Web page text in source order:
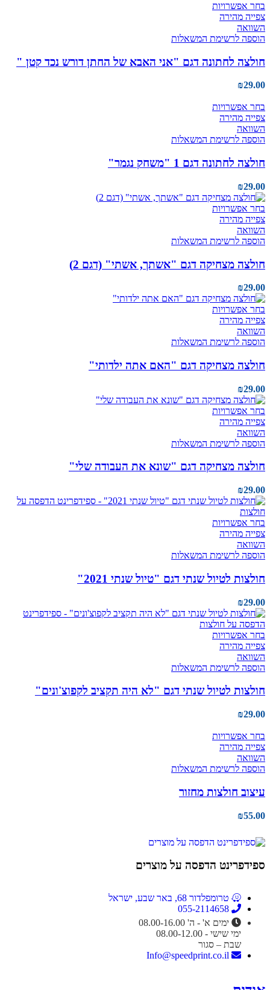
בחר אפשרויות
צפייה מהירה
השוואה
הוספה לרשימת המשאלות
חולצה לחתונה דגם "אני האבא של החתן דורש נכד קטן "
₪29.00
בחר אפשרויות
צפייה מהירה
השוואה
הוספה לרשימת המשאלות
חולצה לחתונה דגם 1 "משחק נגמר"
₪29.00
בחר אפשרויות
צפייה מהירה
השוואה
הוספה לרשימת המשאלות
חולצה מצחיקה דגם "אשתך, אשתי" (דגם 2)
₪29.00
בחר אפשרויות
צפייה מהירה
השוואה
הוספה לרשימת המשאלות
חולצה מצחיקה דגם "האם אתה ילדותי"
₪29.00
בחר אפשרויות
צפייה מהירה
השוואה
הוספה לרשימת המשאלות
חולצה מצחיקה דגם "שונא את העבודה שלי"
₪29.00
בחר אפשרויות
צפייה מהירה
השוואה
הוספה לרשימת המשאלות
חולצות לטיול שנתי דגם "טיול שנתי 2021"
₪29.00
בחר אפשרויות
צפייה מהירה
השוואה
הוספה לרשימת המשאלות
חולצות לטיול שנתי דגם "לא היה תקציב לקפוצ'ונים"
₪29.00
בחר אפשרויות
צפייה מהירה
השוואה
הוספה לרשימת המשאלות
עיצוב חולצות מחזור
₪55.00
ספידפרינט הדפסה על מוצרים
טרומפלדור 68, באר שבע, ישראל
055-2114658
ימים א' - ה' 08.00-16.00
ימי שישי - 08.00-12.00
שבת – סגור
Info@speedprint.co.il